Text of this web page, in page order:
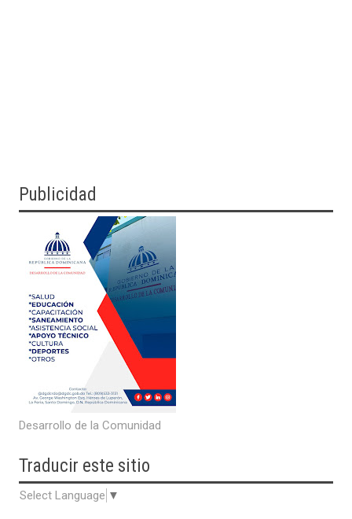
Publicidad
Desarrollo de la Comunidad
Traducir este sitio
Select Language ▼